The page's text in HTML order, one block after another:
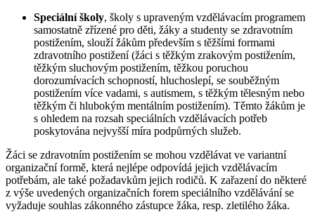
Speciální školy, školy s upraveným vzdělávacím programem
samostatně zřízené pro děti, žáky a studenty se zdravotním
postižením, slouží žákům především s těžšími formami
zdravotního postižení (žáci s těžkým zrakovým postižením,
těžkým sluchovým postižením, těžkou poruchou
dorozumívacích schopností, hluchoslepí, se souběžným
postižením více vadami, s autismem, s těžkým tělesným nebo
těžkým či hlubokým mentálním postižením). Těmto žákům je
s ohledem na rozsah speciálních vzdělávacích potřeb
poskytována nejvyšší míra podpůrných služeb.
Žáci se zdravotním postižením se mohou vzdělávat ve variantní
organizační formě, která nejlépe odpovídá jejich vzdělávacím
potřebám, ale také požadavkům jejich rodičů. K zařazení do některé
z výše uvedených organizačních forem speciálního vzdělávání se
vyžaduje souhlas zákonného zástupce žáka, resp. zletilého žáka.